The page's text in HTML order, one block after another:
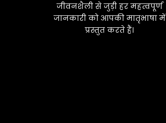
जीवनशैली से जुड़ी हर महत्वपूर्ण
जानकारी को आपकी मातृभाषा में
प्रस्तुत करते हैं।